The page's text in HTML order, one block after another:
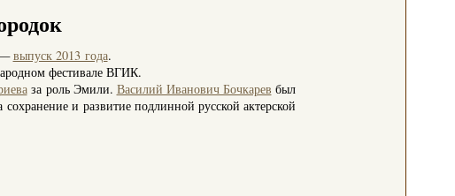
—выпуск 2013 года.
фестивале ВГИК.
за роль Эмили. Василий Иванович Бочкарев был
и развитие подлинной русской актерской